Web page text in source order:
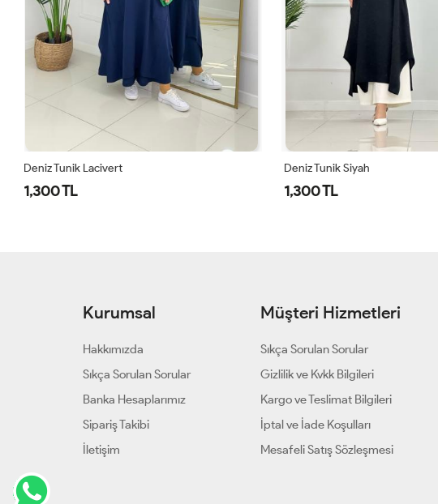
Deniz Tunik Siyah
1,300 TL
Deniz Tunik Acı Kahve
1,300 TL
Kurumsal
Hakkımızda
Sıkça Sorulan Sorular
Banka Hesaplarımız
Sipariş Takibi
İletişim
Müşteri Hizmetleri
Sıkça Sorulan Sorular
Gizlilik ve Kvkk Bilgileri
Kargo ve Teslimat Bilgileri
İptal ve İade Koşulları
Mesafeli Satış Sözleşmesi